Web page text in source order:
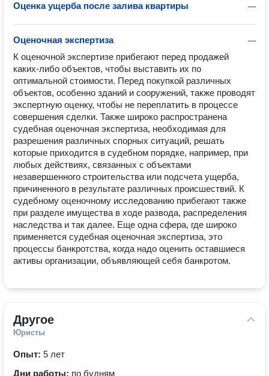
—
Оценка ущерба после залива квартиры
—
Оценочная экспертиза
К оценочной экспертизе прибегают перед продажей
каких-либо объектов, чтобы выставить их по
оптимальной стоимости. Перед покупкой различных
объектов, особенно зданий и сооружений, также проводят
экспертную оценку, чтобы не переплатить в процессе
совершения сделки. Также широко распространена
судебная оценочная экспертиза, необходимая для
разрешения различных спорных ситуаций, решать
которые приходится в судебном порядке, например, при
любых действиях, связанных с объектами
незавершенного строительства или подсчета ущерба,
причиненного в результате различных происшествий. К
судебному оценочному исследованию прибегают также
при разделе имущества в ходе развода, распределения
наследства и так далее. Еще одна сфера, где широко
применяется судебная оценочная экспертиза, это
процессы банкротства, когда надо оценить оставшиеся
активы организации, объявляющей себя банкротом.
Другое
Юристы
Опыт: 5 лет
Дни работы: по будням